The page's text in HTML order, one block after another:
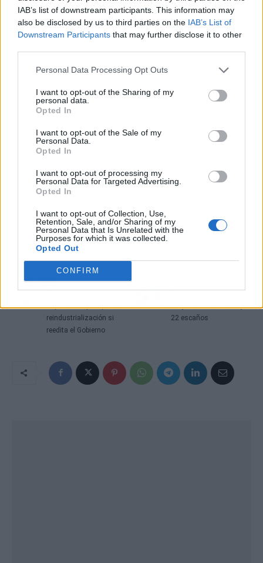
IAB’s list of downstream participants. This information may
also be disclosed by us to third parties on the IAB’s List of
Downstream Participants that may further disclose it to other
Personal Data Processing Opt Outs
I want to opt-out of the Sharing of my
personal data.
Opted In
I want to opt-out of the Sale of my
Personal Data.
Opted In
I want to opt-out of processing my
Personal Data for Targeted Advertising.
Opted In
I want to opt-out of Collection, Use,
Retention, Sale, and/or Sharing of my
Personal Data that Is Unrelated with the
Purposes for which it was collected.
Opted Out
CONFIRM
En definitiva, ha remarcado que "la
recuperación y la protección del Mar Menor
requiere la implicación de todos", es decir, "de la
Administración del Estado, de las comunidades
autónomas y de los ayuntamientos".
Artículo anterior
Chivite se compromete a
impulsar un plan para la
reindustrialización si
reedita el Gobierno
Page podría revalidar
mayoría con entre 16 y
22 escaños